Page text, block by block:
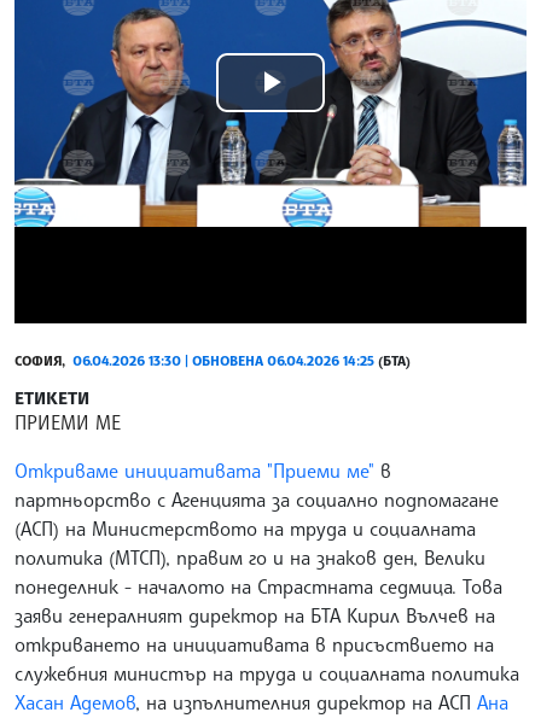
Play
Video
СОФИЯ, 06.04.2026 13:30 | ОБНОВЕНА 06.04.2026 14:25 (БТА)
ЕТИКЕТИ
ПРИЕМИ МЕ
Откриваме инициативата "Приеми ме" в
партньорство с Агенцията за социално подпомагане
(АСП) на Министерството на труда и социалната
политика (МТСП), правим го и на знаков ден, Велики
понеделник - началото на Страстната седмица. Това
заяви генералният директор на БТА Кирил Вълчев на
откриването на инициативата в присъствието на
служебния министър на труда и социалната политика
Хасан Адемов, на изпълнителния директор на АСП Ана